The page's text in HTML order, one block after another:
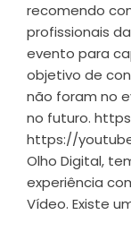
recomendo
profissionais
evento para
objetivo de
não foram no
no futuro.
https://
Olho Digital,
experiência
Vídeo. Existe